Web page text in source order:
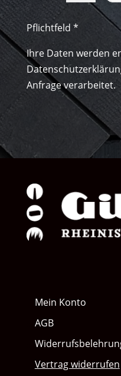
Pflichtfeld *
Ihre Daten werden
Anfrage verarbeitet.
Mein Konto
AGB
Vertrag widerrufen